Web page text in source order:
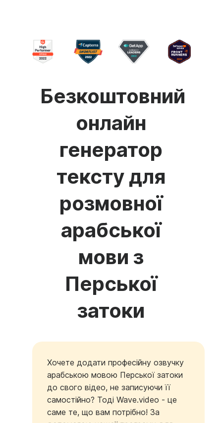
Безкоштовний
онлайн
генератор
тексту для
розмовної
арабської
мови з
Перської
затоки
Хочете додати професійну озвучку
арабською мовою Перської затоки
до свого відео, не записуючи її
самостійно? Тоді Wave.video - це
саме те, що вам потрібно! За